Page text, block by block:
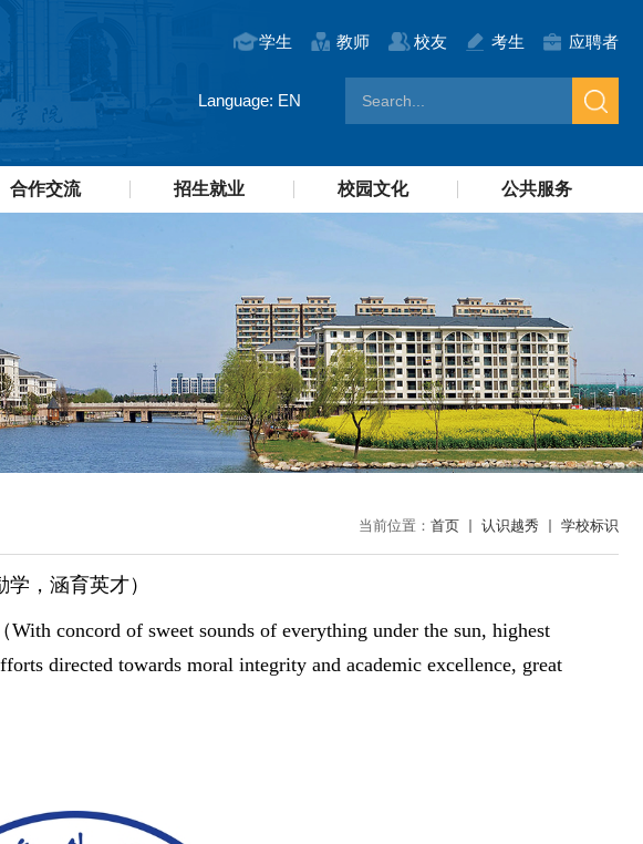
学生 教师 校友 考生 应聘者
Language: EN
合作交流 招生就业 校园文化 公共服务
当前位置： 首页 认识越秀 学校标识
，涵育英才）
（With concord of sweet sounds of everything under the sun, highest
directed towards moral integrity and academic excellence, great